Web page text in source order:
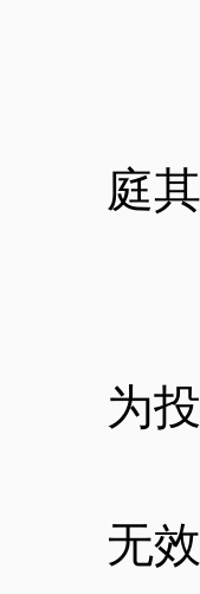
（
（
庭
（
除
为
订
无